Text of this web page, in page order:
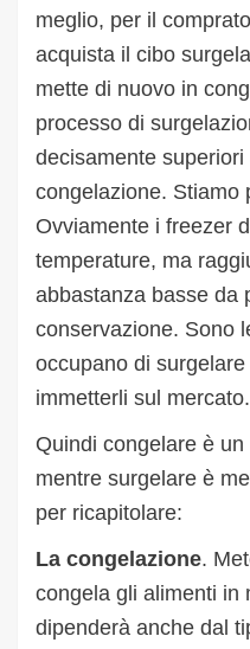
meglio, per il
acquista il cibo
mette di nuovo in
processo di
decisamente
congelazione. Stiamo
Ovviamente i freezer
temperature, ma
abbastanza basse da
conservazione. Sono
occupano di
immetterli sul mercato.
Quindi congelare è
mentre surgelare è
per ricapitolare:
La congelazione.
congela gli alimenti in
dipenderà anche dal